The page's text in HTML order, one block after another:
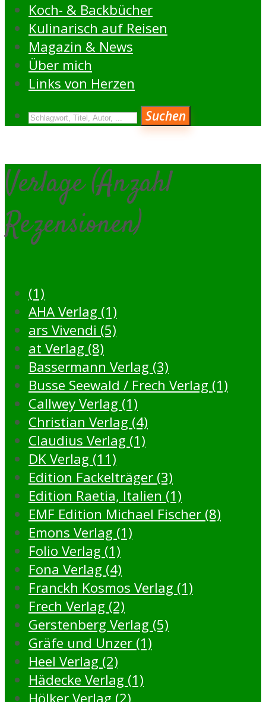
Koch- & Backbücher
Kulinarisch auf Reisen
Magazin & News
Über mich
Links von Herzen
Suchen
Verlage (Anzahl
Rezensionen)
(1)
AHA Verlag (1)
ars Vivendi (5)
at Verlag (8)
Bassermann Verlag (3)
Busse Seewald / Frech Verlag (1)
Callwey Verlag (1)
Christian Verlag (4)
Claudius Verlag (1)
DK Verlag (11)
Edition Fackelträger (3)
Edition Raetia, Italien (1)
EMF Edition Michael Fischer (8)
Emons Verlag (1)
Folio Verlag (1)
Fona Verlag (4)
Franckh Kosmos Verlag (1)
Frech Verlag (2)
Gerstenberg Verlag (5)
Gräfe und Unzer (1)
Heel Verlag (2)
Hädecke Verlag (1)
Hölker Verlag (2)